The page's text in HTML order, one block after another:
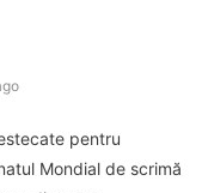
pentru
Mondial de scrimă